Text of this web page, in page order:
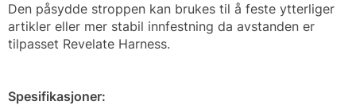
Den påsydde stroppen kan brukes til å feste ytterliger
artikler eller mer stabil innfestning da avstanden er
tilpasset Revelate Harness.
Spesifikasjoner: